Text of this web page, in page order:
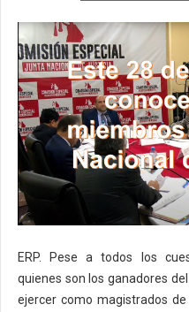
ERP. Pese a todos los
quienes son los ganadores
ejercer como magistrados